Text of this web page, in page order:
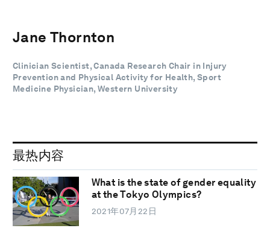
Jane Thornton
Clinician Scientist, Canada Research Chair in Injury
Prevention and Physical Activity for Health, Sport
Medicine Physician, Western University
最热内容
What is the state of gender equality
at the Tokyo Olympics?
2021年07月22日